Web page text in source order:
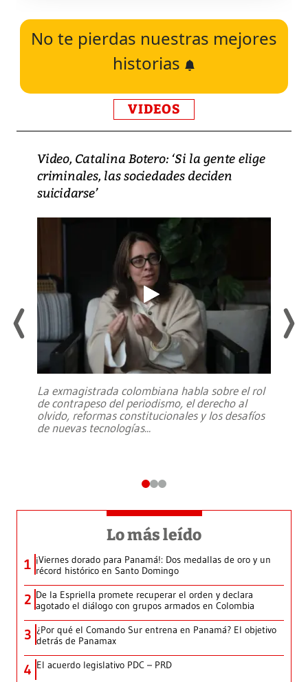
No te pierdas nuestras mejores
historias
VIDEOS
Video, Catalina Botero: ‘Si la gente elige
criminales, las sociedades deciden
suicidarse’
La exmagistrada colombiana habla sobre el rol
de contrapeso del periodismo, el derecho al
olvido, reformas constitucionales y los desafíos
de nuevas tecnologías...
Lo más leído
1 ¡Viernes dorado para Panamá!: Dos medallas de oro y un
récord histórico en Santo Domingo
2 De la Espriella promete recuperar el orden y declara
agotado el diálogo con grupos armados en Colombia
3 ¿Por qué el Comando Sur entrena en Panamá? El objetivo
detrás de Panamax
4 El acuerdo legislativo PDC – PRD